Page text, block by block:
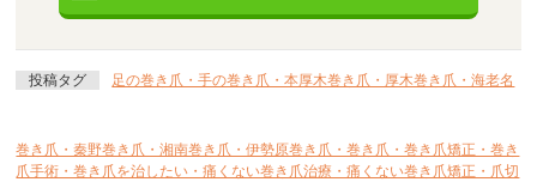
投稿タグ 足の巻き爪・手の巻き爪・本厚木巻き爪・厚木巻き爪・海老名
巻き爪・秦野巻き爪・湘南巻き爪・伊勢原巻き爪・巻き爪・巻き爪矯正・巻き
爪手術・巻き爪を治したい・痛くない巻き爪治療・痛くない巻き爪矯正・爪切